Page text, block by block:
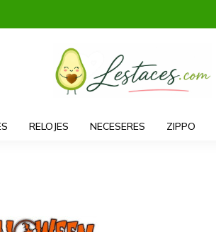
RELOJES NECESERES ZIPPO